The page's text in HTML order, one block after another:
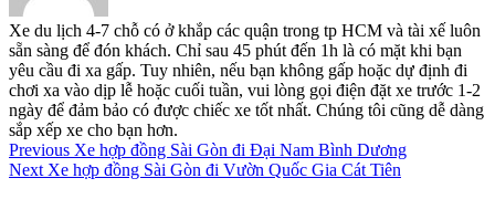
Xe du lịch 4-7 chỗ có ở khắp các quận trong tp HCM và tài xế luôn
sẵn sàng để đón khách. Chỉ sau 45 phút đến 1h là có mặt khi bạn
yêu cầu đi xa gấp. Tuy nhiên, nếu bạn không gấp hoặc dự định đi
chơi xa vào dịp lễ hoặc cuối tuần, vui lòng gọi điện đặt xe trước 1-2
ngày để đảm bảo có được chiếc xe tốt nhất. Chúng tôi cũng dễ dàng
sắp xếp xe cho bạn hơn.
Previous Xe hợp đồng Sài Gòn đi Đại Nam Bình Dương
Next Xe hợp đồng Sài Gòn đi Vườn Quốc Gia Cát Tiên